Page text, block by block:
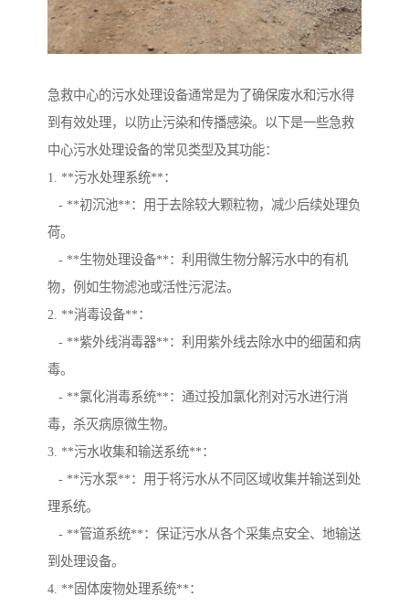
急救中心的污水处理设备通常是为了确保废水和污水得
到有效处理，以防止污染和传播感染。以下是一些急救
中心污水处理设备的常见类型及其功能：
1. **污水处理系统**：
- **初沉池**：用于去除较大颗粒物，减少后续处理负
荷。
- **生物处理设备**：利用微生物分解污水中的有机
物，例如生物滤池或活性污泥法。
2. **消毒设备**：
- **紫外线消毒器**：利用紫外线去除水中的细菌和病
毒。
- **氯化消毒系统**：通过投加氯化剂对污水进行消
毒，杀灭病原微生物。
3. **污水收集和输送系统**：
- **污水泵**：用于将污水从不同区域收集并输送到处
理系统。
- **管道系统**：保证污水从各个采集点安全、地输送
到处理设备。
4. **固体废物处理系统**：